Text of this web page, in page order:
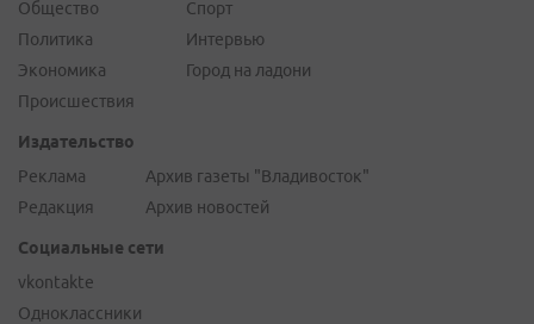
Общество
Политика
Экономика
Происшествия
Спорт
Интервью
Город на ладони
Издательство
Реклама
Редакция
Архив газеты "Владивосток"
Архив новостей
Социальные сети
vkontakte
Одноклассники